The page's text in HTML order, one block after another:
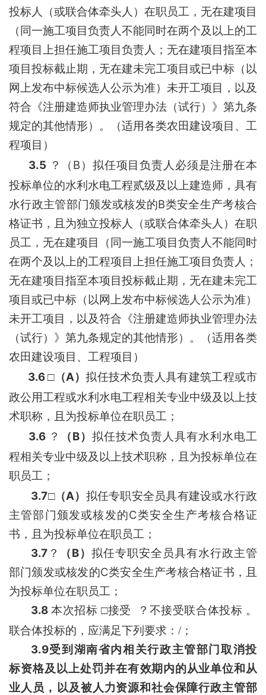
投标人（或联合体牵头人）在职员工，无在建项目
（同一施工项目负责人不能同时在两个及以上的工
程项目上担任施工项目负责人；无在建项目指至本
项目投标截止期，无在建未完工项目或已中标（以
网上发布中标候选人公示为准）未开工项目，以及
符合《注册建造师执业管理办法（试行）》第九条
规定的其他情形）。（适用各类农田建设项目、工
程项目）
3.5 ？ （ B ）拟任项目负责人必须是注册在本
投标单位的水利水电工程贰级及以上建造师，具有
水行政主管部门颁发或核发的B类安全生产考核合
格证书，且为独立投标人（或联合体牵头人）在职
员工，无在建项目（同一施工项目负责人不能同时
在两个及以上的工程项目上担任施工项目负责人；
无在建项目指至本项目投标截止期，无在建未完工
项目或已中标（以网上发布中标候选人公示为准）
未开工项目，以及符合《注册建造师执业管理办法
（试行）》第九条规定的其他情形）。（适用各类
农田建设项目、工程项目）
3.6□（A）拟任技术负责人具有建筑工程或市
政公用工程或水利水电工程相关专业中级及以上技
术职称，且为投标单位在职员工；
3.6 ？ （B） 拟任技术负责人具有水利水电工
程相关专业中级及以上技术职称，且为投标单位在
职员工；
3.7□（A） 拟任专职安全员具有建设或水行政
主管部门颁发或核发的C类安全生产考核合格证
书，且为投标单位在职员工；
3.7 ？ （B）拟任专职安全员具有水行政主管
部门颁发或核发的C类安全生产考核合格证书，且
为投标单位在职员工；
3.8本次招标 □接受 ？ 不接受联合体投标 。
联合体投标的，应满足下列要求： /；
3.9受到湖南省内相关行政主管部门取消投
标资格及以上处罚并在有效期内的从业单位和从
业人员，
以及被人力资源和社会保障行政主管部